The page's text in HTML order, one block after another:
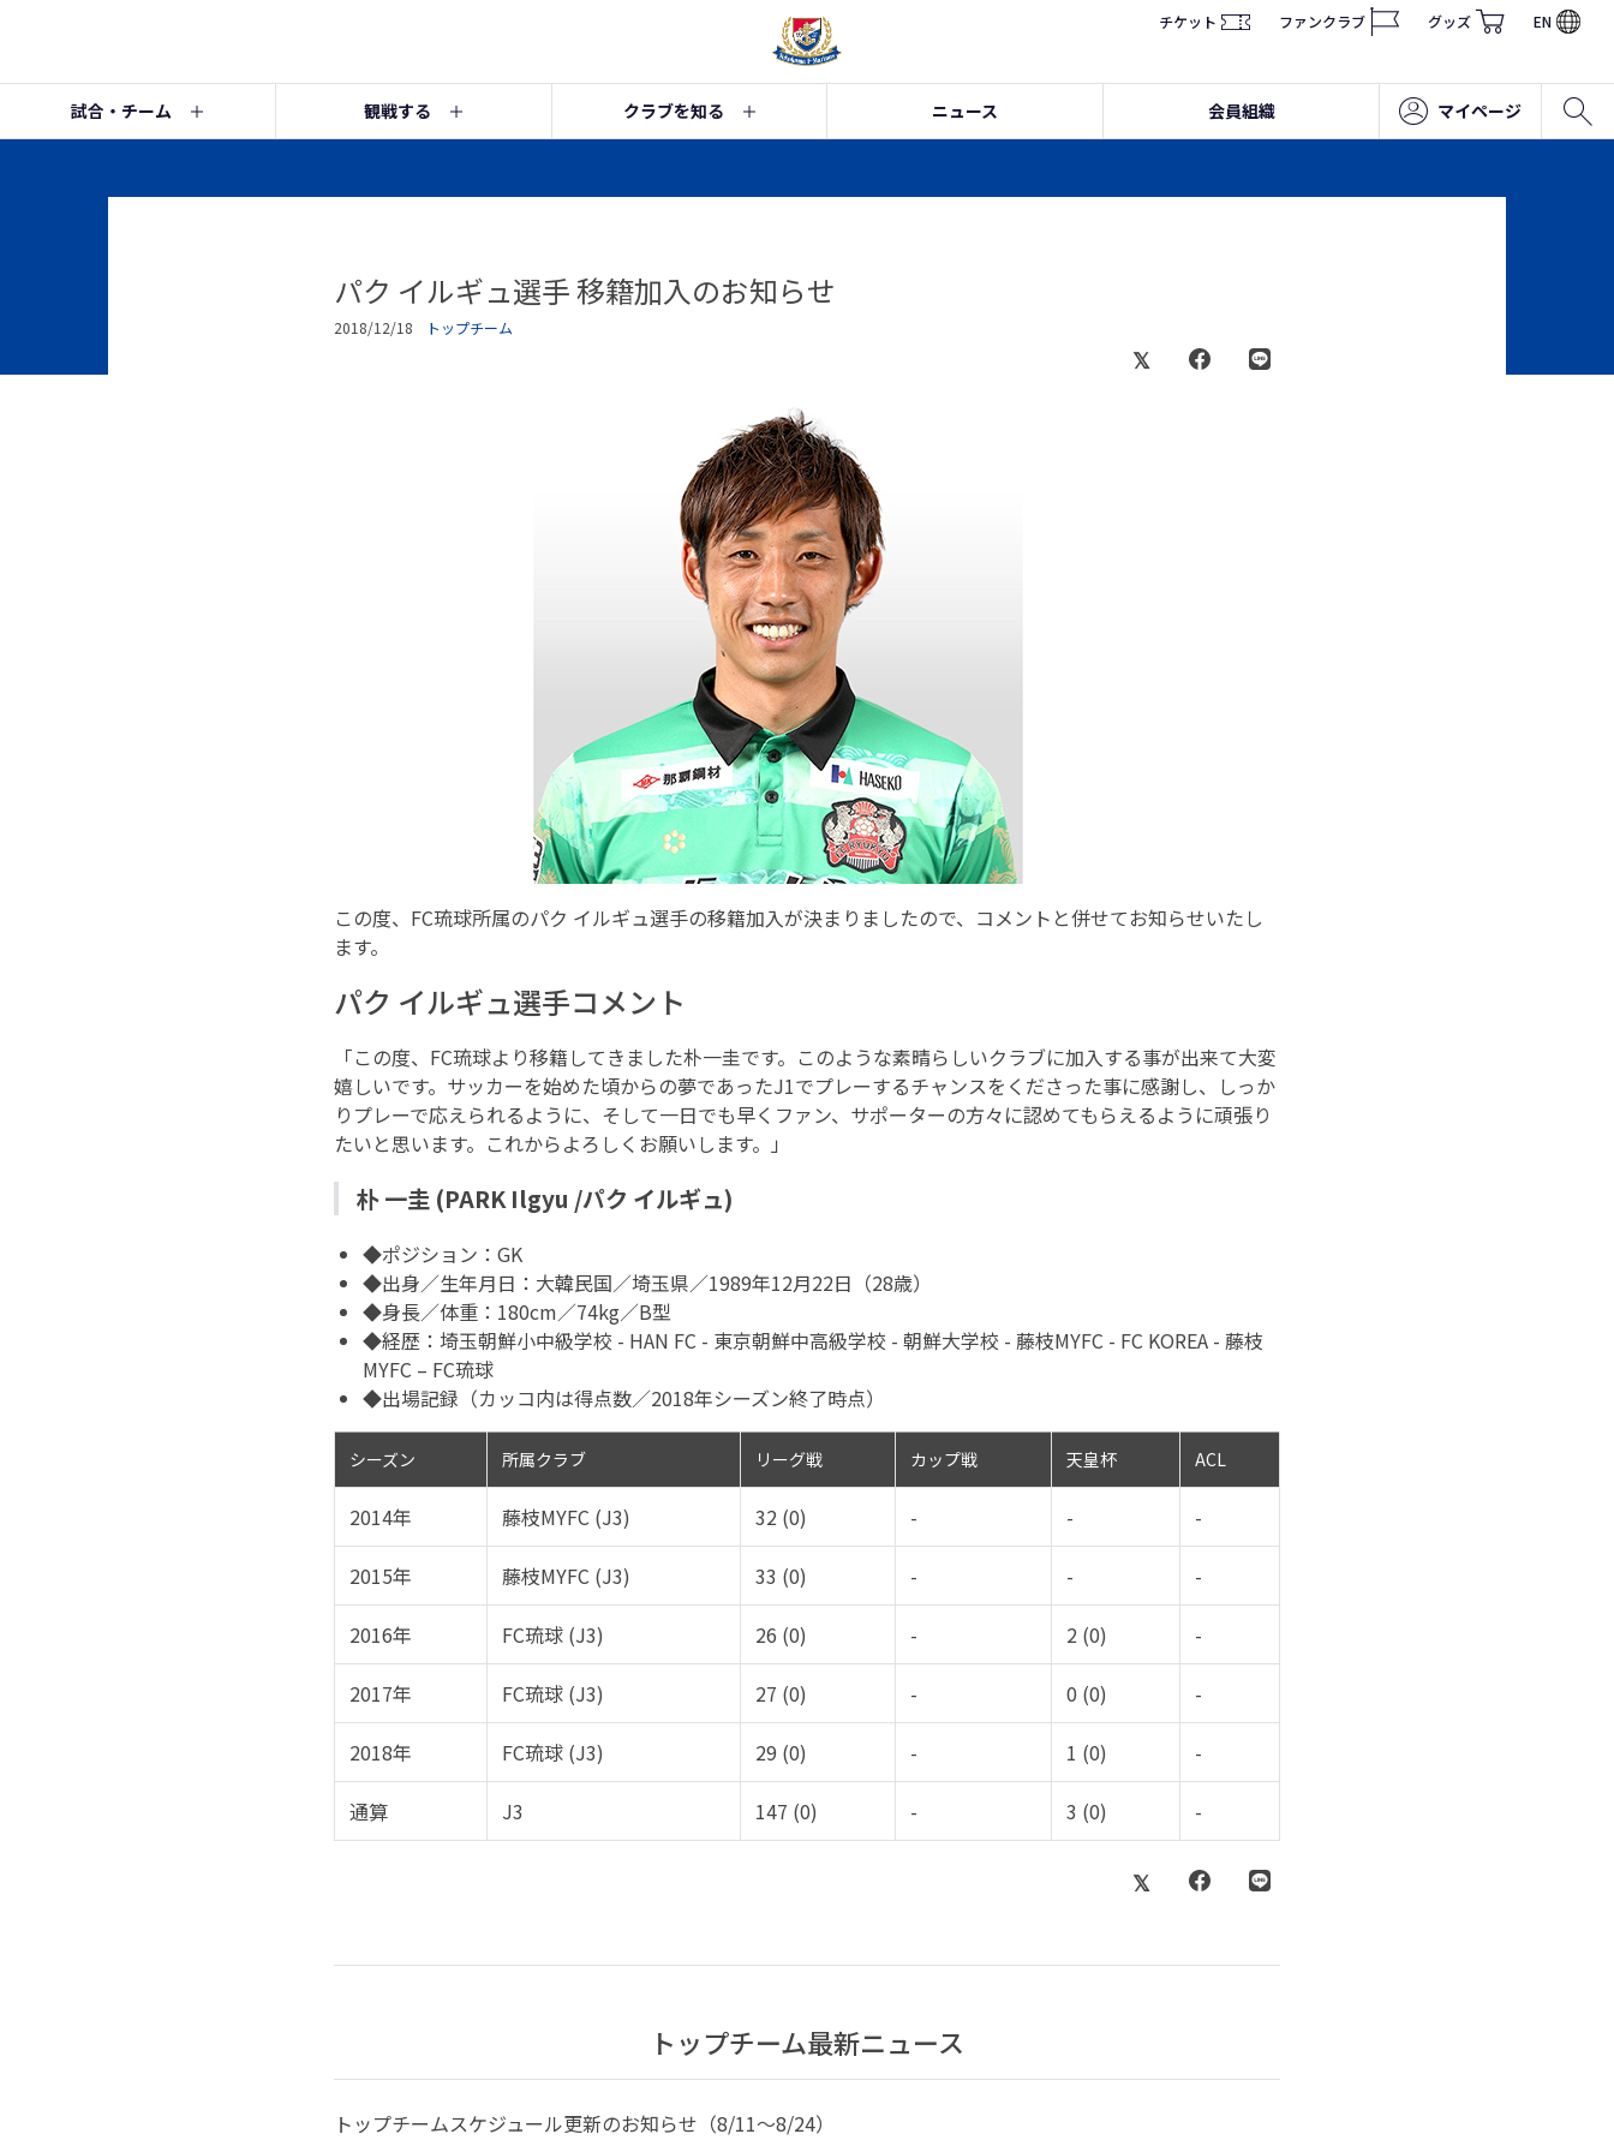
チケット ファンクラブ グッズ EN
試合・チーム 観戦する クラブを知る ニュース 会員組織 マイページ
パク イルギュ選手 移籍加入のお知らせ
2018/12/18 トップチーム
この度、FC琉球所属のパク イルギュ選手の移籍加入が決まりましたので、コメントと併せてお知らせいたし
ます。
パク イルギュ選手コメント
「この度、FC琉球より移籍してきました朴一圭です。このような素晴らしいクラブに加入する事が出来て大変
嬉しいです。サッカーを始めた頃からの夢であったJ1でプレーするチャンスをくださった事に感謝し、しっか
りプレーで応えられるように、そして一日でも早くファン、サポーターの方々に認めてもらえるように頑張り
たいと思います。これからよろしくお願いします。」
朴 一圭 (PARK Ilgyu /パク イルギュ)
◆ポジション：GK
◆出身／生年月日：大韓民国／埼玉県／1989年12月22日（28歳）
◆身長／体重：180cm／74kg／B型
◆経歴：埼玉朝鮮小中級学校 - HAN FC - 東京朝鮮中高級学校 - 朝鮮大学校 - 藤枝MYFC - FC KOREA - 藤枝
MYFC – FC琉球
◆出場記録（カッコ内は得点数／2018年シーズン終了時点）
シーズン 所属クラブ リーグ戦 カップ戦 天皇杯 ACL
2014年 藤枝MYFC (J3) 32 (0) - - -
2015年 藤枝MYFC (J3) 33 (0) - - -
2016年 FC琉球 (J3) 26 (0) - 2 (0) -
2017年 FC琉球 (J3) 27 (0) - 0 (0) -
2018年 FC琉球 (J3) 29 (0) - 1 (0) -
通算 J3 147 (0) - 3 (0) -
トップチーム最新ニュース
トップチームスケジュール更新のお知らせ（8/11～8/24）